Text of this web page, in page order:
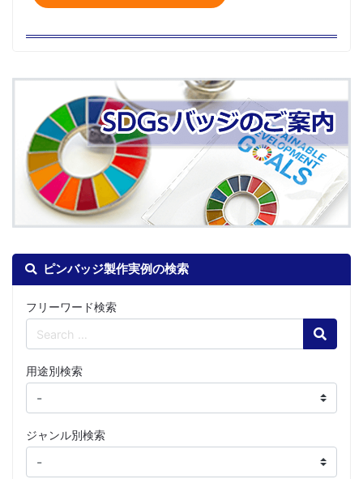
ピンバッジ製作実例の検索
フリーワード検索
Search
用途別検索
ジャンル別検索